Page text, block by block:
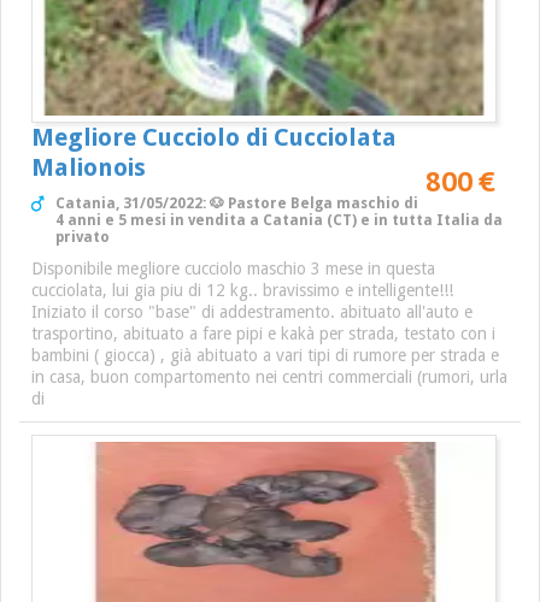
Megliore Cucciolo di Cucciolata
Malionois
800 €
Catania, 31/05/2022: 🐶 Pastore Belga maschio di
4 anni e 5 mesi in vendita a Catania (CT) e in tutta Italia da
privato
Disponibile megliore cucciolo maschio 3 mese in questa
cucciolata, lui gia piu di 12 kg.. bravissimo e intelligente!!!
Iniziato il corso "base" di addestramento. abituato all'auto e
trasportino, abituato a fare pipi e kakà per strada, testato con i
bambini ( giocca) , già abituato a vari tipi di rumore per strada e
in casa, buon compartomento nei centri commerciali (rumori, urla
di